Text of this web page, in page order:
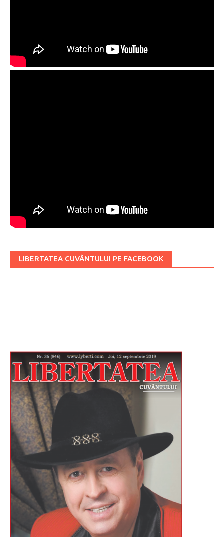
LIBERTATEA CUVÂNTULUI PE FACEBOOK